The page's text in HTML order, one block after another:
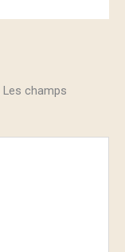
Les champs